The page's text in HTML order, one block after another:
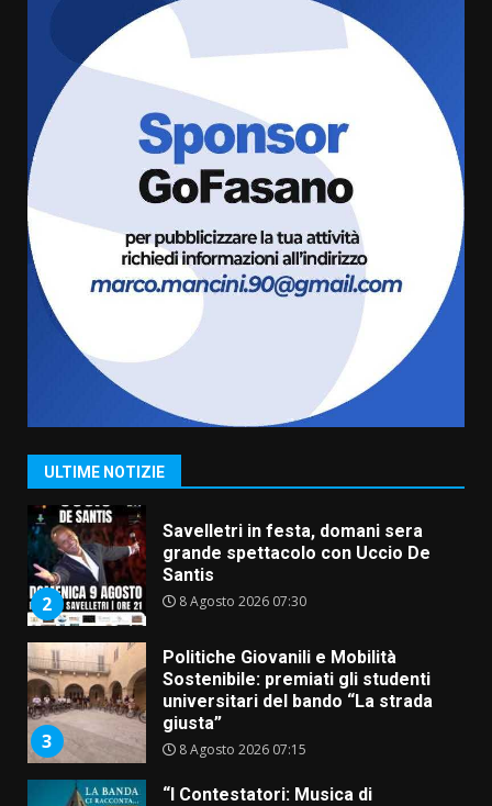
ULTIME NOTIZIE
campionato di calcio”
7 Agosto 2026 06:00
Fasanese ferito a colpi di arma
da fuoco
6 Agosto 2026 18:13
Carta d’identità: continua il piano
di aperture straordinarie del
Comune di Fasano
6 Agosto 2026 14:16
1
La Banda Città di Fasano apre
ufficialmente la Festa di
2
Savelletri in festa, domani sera
grande spettacolo con Uccio De
Santis
8 Agosto 2026 07:30
3
Politiche Giovanili e Mobilità
Sostenibile: premiati gli studenti
universitari del bando “La strada
giusta”
8 Agosto 2026 07:15
“I Contestatori: Musica di